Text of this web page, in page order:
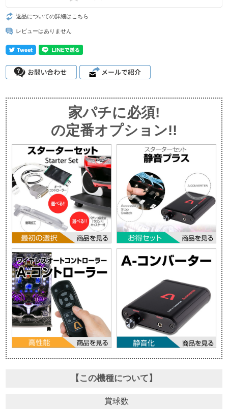
返品についての詳細はこちら
レビューはありません
家パチに必須!
の定番オプション!!
【この機種について】
賞球数